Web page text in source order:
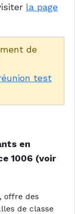
la page
de
test
en
1006 (voir
offre des
de classe